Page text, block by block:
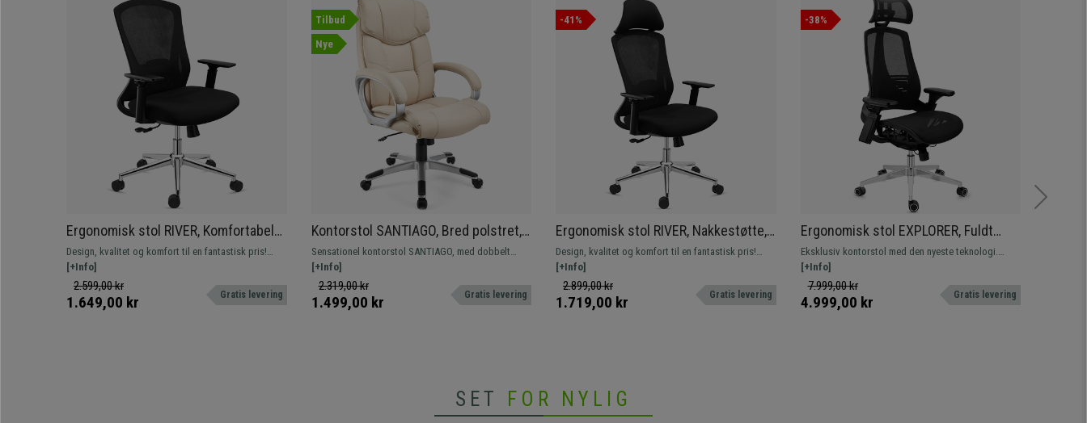
Ergonomisk stol RIVER, Komfortabel
og Designer, Intensiv Brug i 8 timer, I
Sort Net
Design, kvalitet og komfort til en fantastisk pris!
Med lændestøtte og tilpasset til intensiv brug,
hurtig levering.
[+Info]
2.599,00 kr
1.649,00 kr Gratis levering
Tilbud
Nye
Kontorstol SANTIAGO, Bred polstret,
Vippemekanisme, Daglig brug 8 timer,
I Cremefarvet
Sensationel kontorstol SANTIAGO, med dobbelt
polstring, bred integreret nakkestøtte og polstret i
læder, der er nemt at pleje og rengøre. Hvis du leder
efter en lænestol med den bedste kvalitet til den
bedste pris, er dette din model, et vidunder.
[+Info]
2.319,00 kr
1.499,00 kr Gratis levering
-41%
Ergonomisk stol RIVER, Nakkestøtte,
Komfortabel og Designer, Intensiv
brug i 8 timer, I Sort
Design, kvalitet og komfort til en fantastisk pris!
Med lændestøtte og tilpasset til intensiv brug,
hurtig levering.
[+Info]
2.899,00 kr
1.719,00 kr Gratis levering
-38%
Ergonomisk stol EXPLORER, Fuldt
Justerbar, Moderne Design,
Avanceret Teknologi, I Sort
Eksklusiv kontorstol med den nyeste teknologi.
Fuldt justerbar og ergonomisk, meget komfortabel
og af høj kvalitet.
[+Info]
7.999,00 kr
4.999,00 kr Gratis levering
SET FOR NYLIG